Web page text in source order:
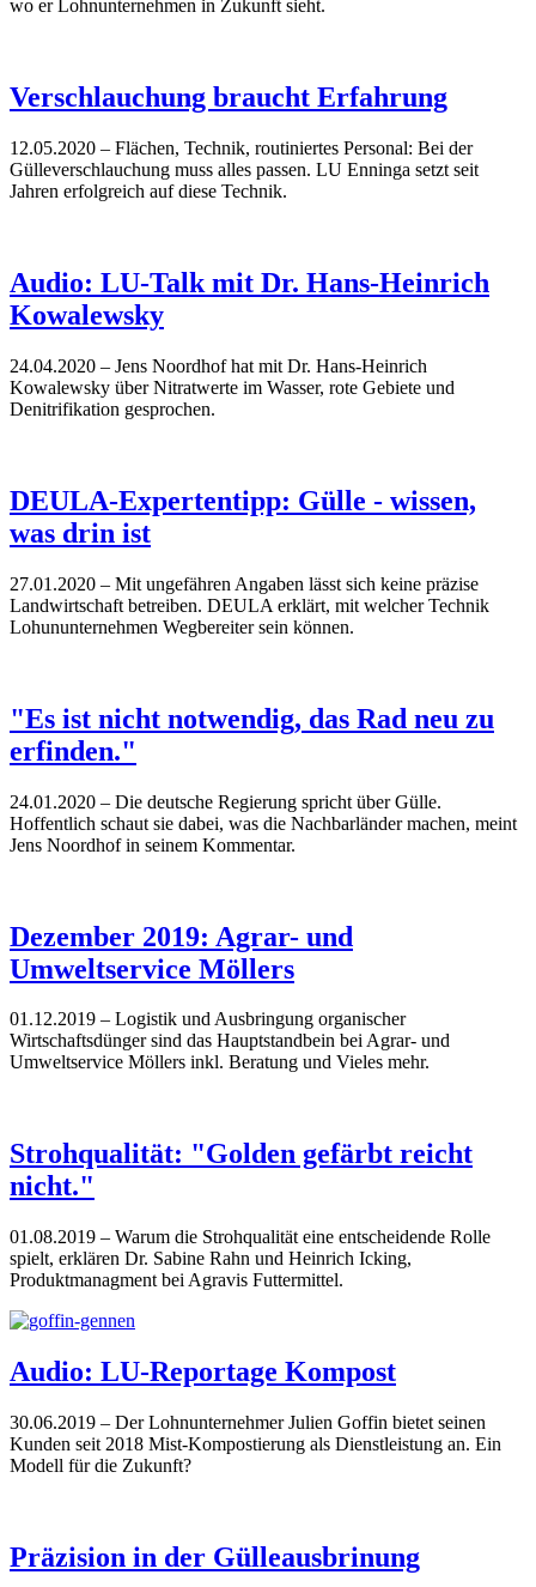
wo er Lohnunternehmen in Zukunft sieht.
Verschlauchung braucht Erfahrung
12.05.2020 – Flächen, Technik, routiniertes Personal: Bei der
Gülleverschlauchung muss alles passen. LU Enninga setzt seit
Jahren erfolgreich auf diese Technik.
Audio: LU-Talk mit Dr. Hans-Heinrich
Kowalewsky
24.04.2020 – Jens Noordhof hat mit Dr. Hans-Heinrich
Kowalewsky über Nitratwerte im Wasser, rote Gebiete und
Denitrifikation gesprochen.
DEULA-Expertentipp: Gülle - wissen,
was drin ist
27.01.2020 – Mit ungefähren Angaben lässt sich keine präzise
Landwirtschaft betreiben. DEULA erklärt, mit welcher Technik
Lohununternehmen Wegbereiter sein können.
"Es ist nicht notwendig, das Rad neu zu
erfinden."
24.01.2020 – Die deutsche Regierung spricht über Gülle.
Hoffentlich schaut sie dabei, was die Nachbarländer machen, meint
Jens Noordhof in seinem Kommentar.
Dezember 2019: Agrar- und
Umweltservice Möllers
01.12.2019 – Logistik und Ausbringung organischer
Wirtschaftsdünger sind das Hauptstandbein bei Agrar- und
Umweltservice Möllers inkl. Beratung und Vieles mehr.
Strohqualität: "Golden gefärbt reicht
nicht."
01.08.2019 – Warum die Strohqualität eine entscheidende Rolle
spielt, erklären Dr. Sabine Rahn und Heinrich Icking,
Produktmanagment bei Agravis Futtermittel.
Audio: LU-Reportage Kompost
30.06.2019 – Der Lohnunternehmer Julien Goffin bietet seinen
Kunden seit 2018 Mist-Kompostierung als Dienstleistung an. Ein
Modell für die Zukunft?
Präzision in der Gülleausbrinung